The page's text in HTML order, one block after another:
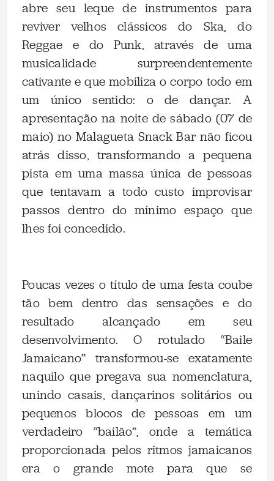
abre seu leque de instrumentos para
reviver velhos clássicos do Ska, do
Reggae e do Punk, através de uma
musicalidade surpreendentemente
cativante e que mobiliza o corpo todo em
um único sentido: o de dançar. A
apresentação na noite de sábado (07 de
maio) no Malagueta Snack Bar não ficou
atrás disso, transformando a pequena
pista em uma massa única de pessoas
que tentavam a todo custo improvisar
passos dentro do mínimo espaço que
lhes foi concedido.
Poucas vezes o título de uma festa coube
tão bem dentro das sensações e do
resultado alcançado em seu
desenvolvimento. O rotulado “Baile
Jamaicano” transformou-se exatamente
naquilo que pregava sua nomenclatura,
unindo casais, dançarinos solitários ou
pequenos blocos de pessoas em um
verdadeiro “bailão”, onde a temática
proporcionada pelos ritmos jamaicanos
era o grande mote para que se